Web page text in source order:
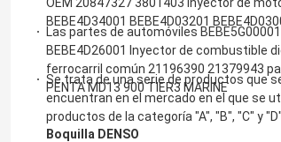
BEBE4D34001 BEBE4D03201
Las partes de automóviles BEBE5G00001
BEBE4D26001 Inyector de combustible
ferrocarril común 21196390 21379943
PENTA MD13 900 TIER3 MARINE
Se trata de una serie de productos que
encuentran en el mercado en el que se
productos de la categoría "A", "B", "C" y "D".
Boquilla DENSO